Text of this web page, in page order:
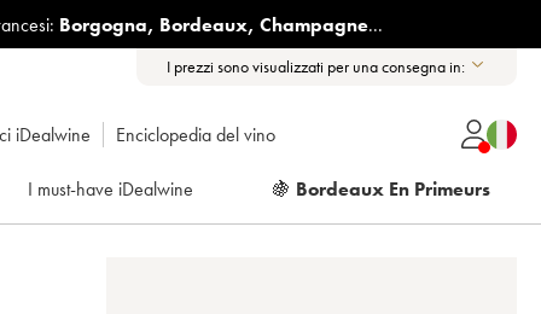
Borgogna, Bordeaux, Champagne...
I prezzi sono visualizzati per una consegna in:
iDealwine Enciclopedia del vino
I must-have iDealwine 🍇 Bordeaux En Primeurs